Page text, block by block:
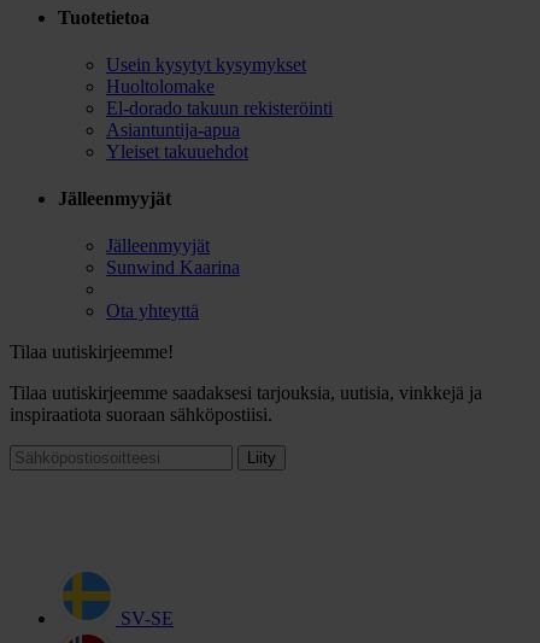
Tuotetietoa
Usein kysytyt kysymykset
Huoltolomake
El-dorado takuun rekisteröinti
Asiantuntija-apua
Yleiset takuuehdot
Jälleenmyyjät
Jälleenmyyjät
Sunwind Kaarina
Ota yhteyttä
Tilaa uutiskirjeemme!
Tilaa uutiskirjeemme saadaksesi tarjouksia, uutisia, vinkkejä ja
inspiraatiota suoraan sähköpostiisi.
Liity
SV-SE